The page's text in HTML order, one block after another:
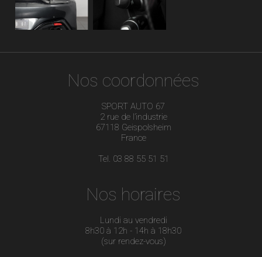
Nos coordonnées
SPORT AUTO 67
2 rue de l’industrie
67118 Geispolsheim
France
Tel. 03 88 55 51 51
Nos horaires
Lundi au vendredi
8h30 à 12h - 14h à 18h30
(sur rendez-vous)